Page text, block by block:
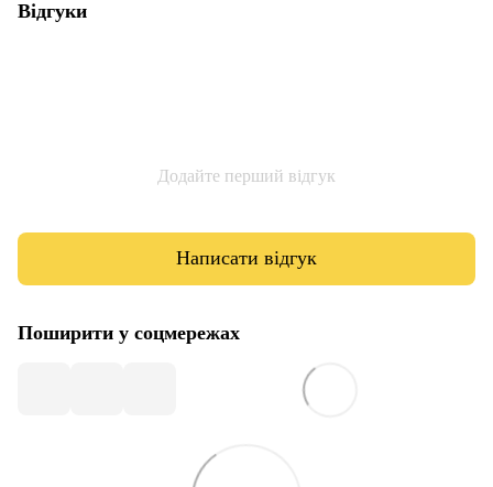
Відгуки
Додайте перший відгук
Написати відгук
Поширити у соцмережах